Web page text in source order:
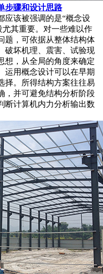
步骤和设计思路
应该被强调的是“概念设
其重要。对一些难以作
题，可依据从整体结构体
破坏机理、震害、试验现
想，从全局的角度来确定
运用概念设计可以在早期
择。所得结构方案往往易
，并可避免结构分析阶段
断计算机内力分析输出数